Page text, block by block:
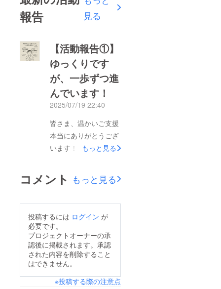
報告
見る
【活動報告①】
ゆっくりです
が、一歩ずつ進
んでいます！
2025/07/19 22:40
皆さま、温かいご支援
本当にありがとうござ
います！クラウドファ
して数日。実はまだ
「何かが形になっ
しずつ準備を進めてお
ります。移動販売車の
仕様をどうするか検討
中地域でのルートや巡
店主、毎日ワクワクし
もっと見る
コメント もっと見る
投稿するには ログイン が
必要です。
プロジェクトオーナーの承
認後に掲載されます。承認
された内容を削除すること
はできません。
※投稿する際の注意点